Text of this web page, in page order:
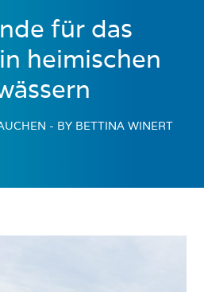
für das
heimischen
- BY BETTINA WINERT